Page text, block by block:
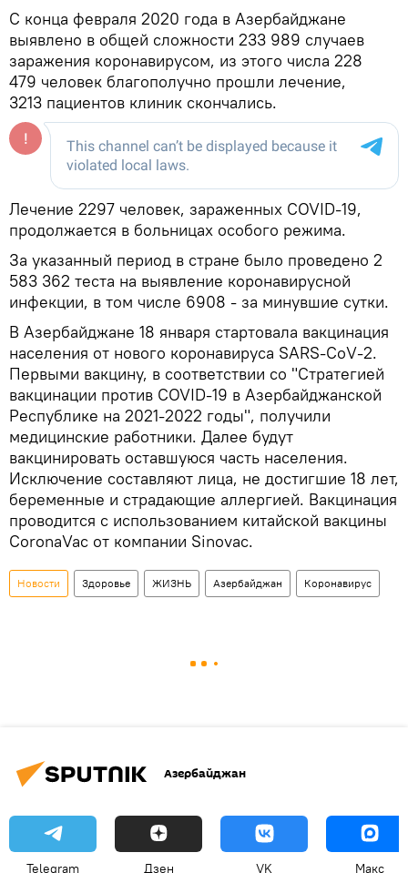
С конца февраля 2020 года в Азербайджане
выявлено в общей сложности 233 989 случаев
заражения коронавирусом, из этого числа 228
479 человек благополучно прошли лечение,
3213 пациентов клиник скончались.
Лечение 2297 человек, зараженных COVID-19,
продолжается в больницах особого режима.
За указанный период в стране было проведено 2
583 362 теста на выявление коронавирусной
инфекции, в том числе 6908 - за минувшие сутки.
В Азербайджане 18 января стартовала вакцинация
населения от нового коронавируса SARS-CoV-2.
Первыми вакцину, в соответствии со "Стратегией
вакцинации против COVID-19 в Азербайджанской
Республике на 2021-2022 годы", получили
медицинские работники. Далее будут
вакцинировать оставшуюся часть населения.
Исключение составляют лица, не достигшие 18 лет,
беременные и страдающие аллергией. Вакцинация
проводится с использованием китайской вакцины
CoronaVac от компании Sinovac.
Новости Здоровье ЖИЗНЬ Азербайджан Коронавирус
Азербайджан
Telegram Дзен VK Макс